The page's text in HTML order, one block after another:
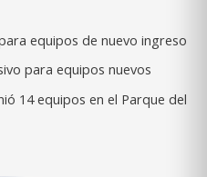
equipos de nuevo ingreso
para equipos nuevos
14 equipos en el Parque del